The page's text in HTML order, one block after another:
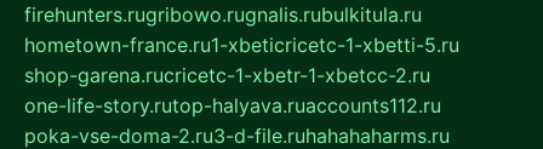
firehunters.rugribowo.rugnalis.rubulkitula.ru
hometown-france.ru1-xbeticricetc-1-xbetti-5.ru
shop-garena.rucricetc-1-xbetr-1-xbetcc-2.ru
one-life-story.rutop-halyava.ruaccounts112.ru
poka-vse-doma-2.ru3-d-file.ruhahahaharms.ru